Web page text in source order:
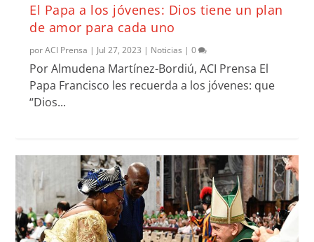
El Papa a los jóvenes: Dios tiene un plan
de amor para cada uno
porACI Prensa | Jul 27, 2023 | Noticias |0
Por Almudena Martínez-Bordiú, ACI Prensa El
Papa Francisco les recuerda a los jóvenes: que
“Dios...